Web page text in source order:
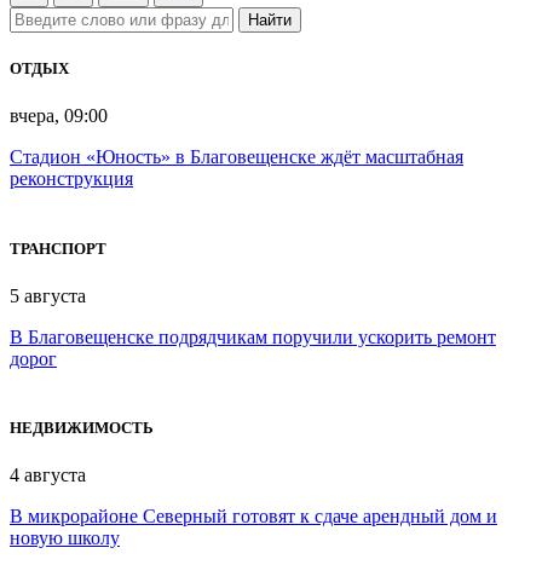
Найти
ОТДЫХ
вчера, 09:00
Стадион «Юность» в Благовещенске ждёт масштабная
реконструкция
ТРАНСПОРТ
5 августа
В Благовещенске подрядчикам поручили ускорить ремонт
дорог
НЕДВИЖИМОСТЬ
4 августа
В микрорайоне Северный готовят к сдаче арендный дом и
новую школу